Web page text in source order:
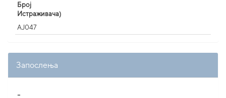
Број
Истраживача)
AJ047
Запослења